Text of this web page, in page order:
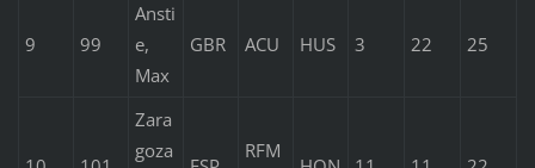
9 99
Ansti
e,
Max
GBR ACU HUS 3 22 25
Zara
goza
RFM